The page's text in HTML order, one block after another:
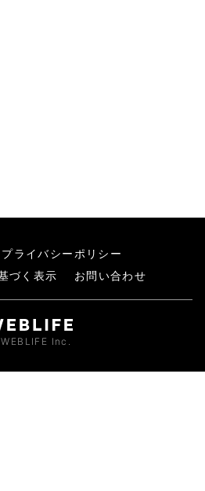
プライバシーポリシー
づく表示
お問い合わせ
Inc.